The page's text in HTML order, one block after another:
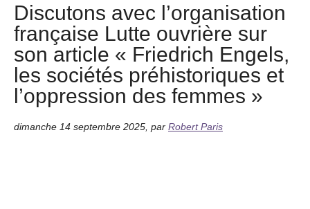
Discutons avec l’organisation
française Lutte ouvrière sur
son article « Friedrich Engels,
les sociétés préhistoriques et
l’oppression des femmes »
dimanche 14 septembre 2025 par Robert Paris